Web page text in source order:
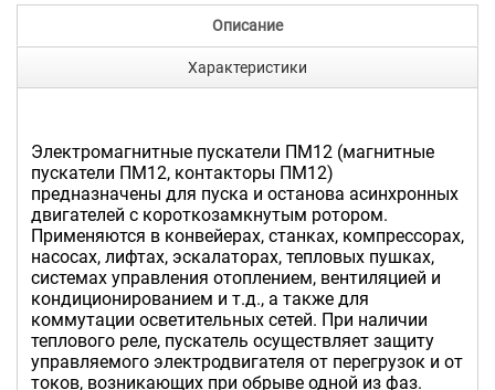
Описание
Характеристики
Электромагнитные пускатели ПМ12 (магнитные
пускатели ПМ12, контакторы ПМ12)
предназначены для пуска и останова асинхронных
двигателей с короткозамкнутым ротором.
Применяются в конвейерах, станках, компрессорах,
насосах, лифтах, эскалаторах, тепловых пушках,
системах управления отоплением, вентиляцией и
кондиционированием и т.д., а также для
коммутации осветительных сетей. При наличии
теплового реле, пускатель осуществляет защиту
управляемого электродвигателя от перегрузок и от
токов, возникающих при обрыве одной из фаз.